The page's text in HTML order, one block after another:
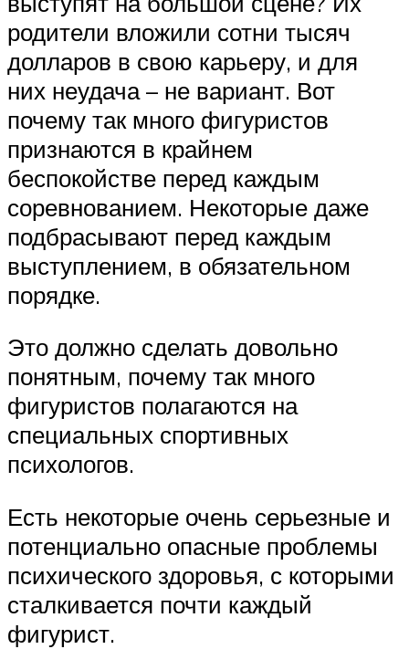
родители вложили сотни тысяч
долларов в свою карьеру, и для
них неудача – не вариант. Вот
почему так много фигуристов
признаются в крайнем
беспокойстве перед каждым
соревнованием. Некоторые даже
подбрасывают перед каждым
выступлением, в обязательном
порядке.
Это должно сделать довольно
понятным, почему так много
фигуристов полагаются на
специальных спортивных
психологов.
Есть некоторые очень серьезные и
потенциально опасные проблемы
психического здоровья, с которыми
сталкивается почти каждый
фигурист.